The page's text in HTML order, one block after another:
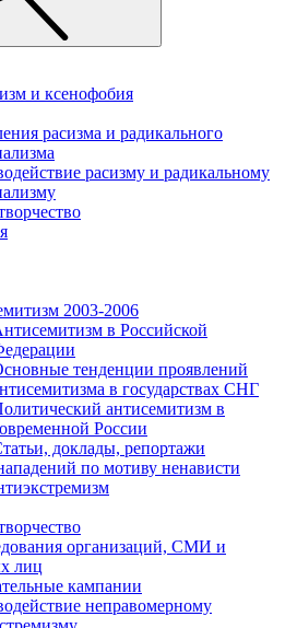
и ксенофобия
расизма и радикального
расизму и радикальному
2003-2006
в Российской
тенденции проявлений
в государствах СНГ
антисемитизм в
России
доклады, репортажи
по мотиву ненависти
организаций, СМИ и
лиц
кампании
неправомерному